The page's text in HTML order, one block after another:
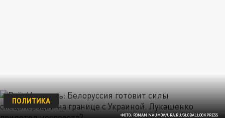
ФОТО: ROMAN NAUMOV/URA.RU/GLOBALLOOKPRESS
ПОЛИТИКА